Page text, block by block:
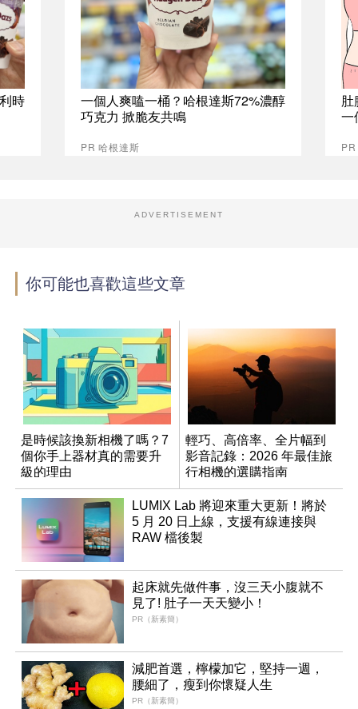
時
一個人爽嗑一桶？哈根達斯72%濃醇
巧克力 掀脆友共鳴
PR 哈根達斯
肚
一
ADVERTISEMENT
你可能也喜歡這些文章
是時候該換新相機了嗎？7
個你手上器材真的需要升
級的理由
輕巧、高倍率、全片幅到
影音記錄：2026 年最佳旅
行相機的選購指南
LUMIX Lab 將迎來重大更新！將於
5 月 20 日上線，支援有線連接與
RAW 檔後製
起床就先做件事，沒三天小腹就不
見了! 肚子一天天變小！
PR（新素簡）
減肥首選，檸檬加它，堅持一週，
腰細了，瘦到你懷疑人生
PR（新素簡）